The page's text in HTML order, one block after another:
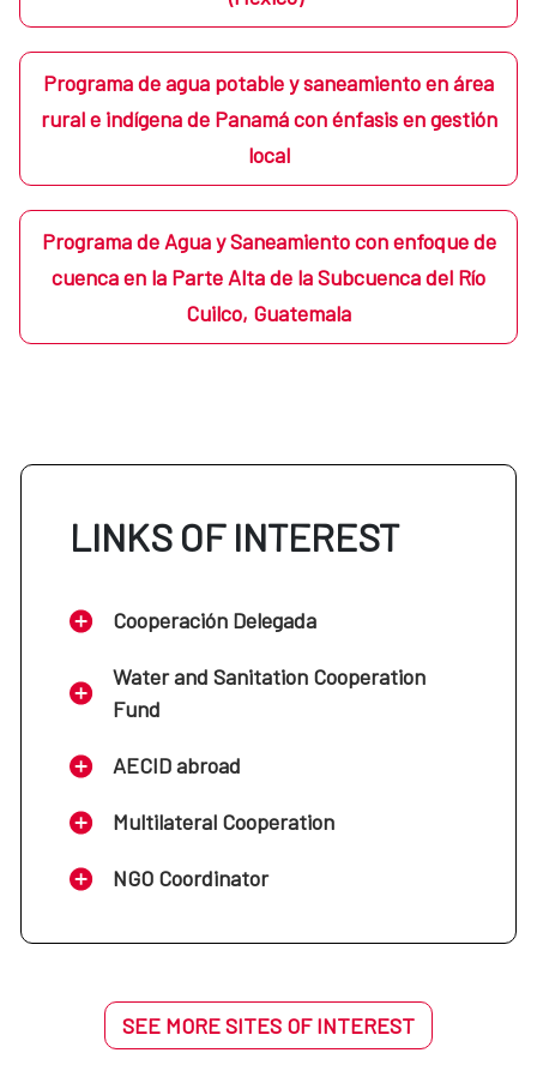
Programa de agua potable y saneamiento en área
rural e indígena de Panamá con énfasis en gestión
local
Programa de Agua y Saneamiento con enfoque de
cuenca en la Parte Alta de la Subcuenca del Río
Cuilco, Guatemala
LINKS OF INTEREST
Cooperación Delegada
Water and Sanitation Cooperation
Fund
AECID abroad
Multilateral Cooperation
NGO Coordinator
SEE MORE SITES OF INTEREST